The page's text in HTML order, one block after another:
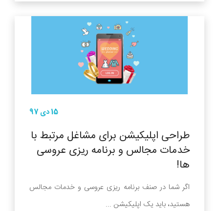
15 دی 97
طراحی اپلیکیشن برای مشاغل مرتبط با
خدمات مجالس و برنامه ریزی عروسی
ها!
اگر شما در صنف برنامه ریزی عروسی و خدمات مجالس
هستید، باید یک اپلیکیشن ...